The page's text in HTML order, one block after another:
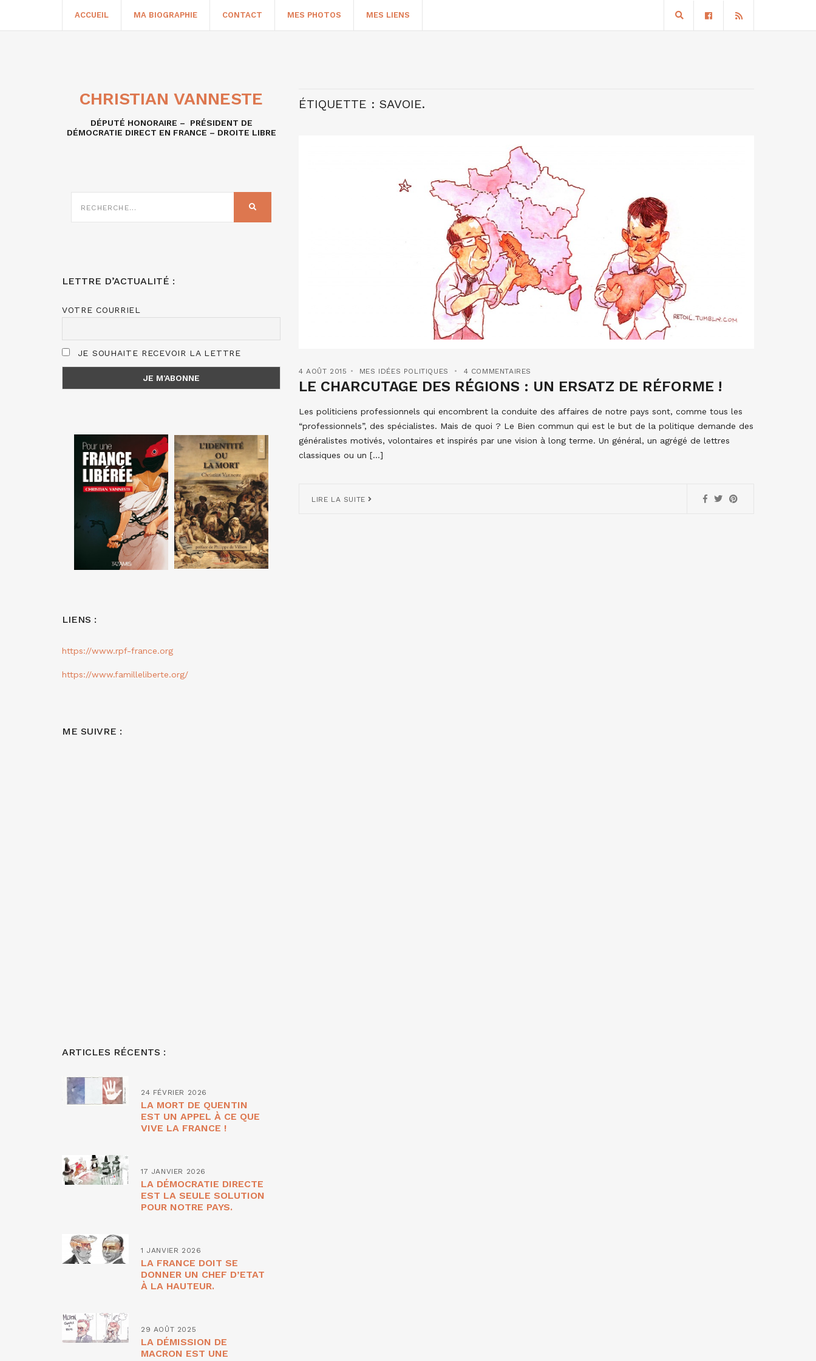
ACCUEIL MA BIOGRAPHIE CONTACT MES PHOTOS MES LIENS
ÉTIQUETTE : SAVOIE.
4 AOÛT 2015 MES IDÉES POLITIQUES 4 COMMENTAIRES
LE CHARCUTAGE DES RÉGIONS : UN ERSATZ DE RÉFORME !
Les politiciens professionnels qui encombrent la conduite des affaires de notre pays sont, comme tous les
“professionnels”, des spécialistes. Mais de quoi ? Le Bien commun qui est le but de la politique demande des
généralistes motivés, volontaires et inspirés par une vision à long terme. Un général, un agrégé de lettres
classiques ou un […]
LIRE LA SUITE
CHRISTIAN VANNESTE
DÉPUTÉ HONORAIRE – PRÉSIDENT DE
DÉMOCRATIE DIRECT EN FRANCE – DROITE LIBRE
SUR
LETTRE D’ACTUALITÉ :
VOTRE COURRIEL
JE SOUHAITE RECEVOIR LA LETTRE
LIENS :
https://www.rpf-france.org
https://www.familleliberte.org/
ME SUIVRE :
ARTICLES RÉCENTS :
24 FÉVRIER 2026
LA MORT DE QUENTIN
EST UN APPEL À CE QUE
VIVE LA FRANCE !
17 JANVIER 2026
LA DÉMOCRATIE DIRECTE
EST LA SEULE SOLUTION
POUR NOTRE PAYS.
1 JANVIER 2026
LA FRANCE DOIT SE
DONNER UN CHEF D’ETAT
À LA HAUTEUR.
29 AOÛT 2025
LA DÉMISSION DE
MACRON EST UNE